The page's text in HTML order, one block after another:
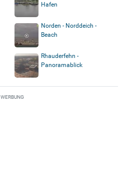
Hafen
Norden - Norddeich -
Beach
Rhauderfehn -
Panoramablick
WERBUNG